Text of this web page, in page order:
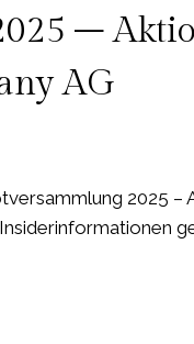
–
AG
2025